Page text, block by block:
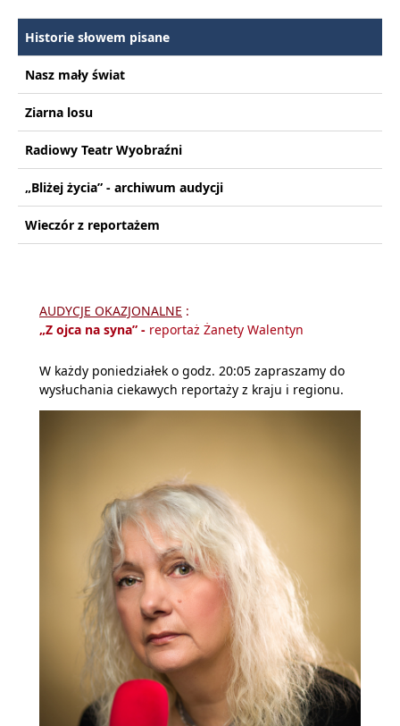
Historie słowem pisane
Nasz mały świat
Ziarna losu
Radiowy Teatr Wyobraźni
„Bliżej życia” - archiwum audycji
Wieczór z reportażem
AUDYCJE OKAZJONALNE :
„Z ojca na syna” - reportaż Żanety Walentyn
W każdy poniedziałek o godz. 20:05 zapraszamy do
wysłuchania ciekawych reportaży z kraju i regionu.